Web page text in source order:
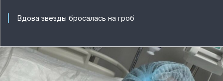
Вдова звезды бросалась на гроб